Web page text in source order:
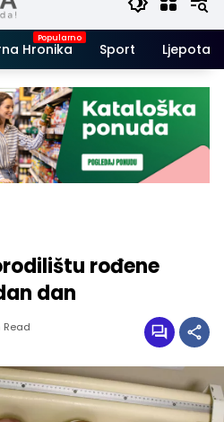
Hronika Sport Ljepota i
rođene
dan
Read